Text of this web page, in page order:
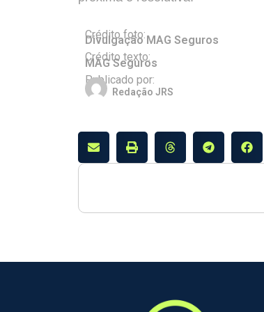
Crédito foto:
Divulgação MAG Seguros
Crédito texto:
MAG Seguros
Publicado por:
Redação JRS